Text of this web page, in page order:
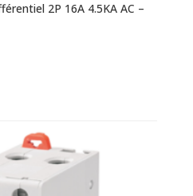
2P 16A 4.5KA AC –